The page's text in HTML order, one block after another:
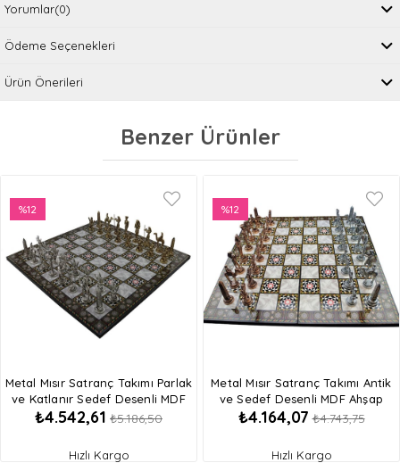
Yorumlar(0)
Ödeme Seçenekleri
Ürün Önerileri
Benzer Ürünler
Metal Mısır Satranç Takımı Parlak
ve Katlanır Sedef Desenli MDF
Ahşap Satranç Tahtası (43x43 cm.)
₺4.542,61 ₺5.186,50
%12
%12İndirim
Hızlı Kargo
Metal Mısır Satranç Takımı Antik
ve Sedef Desenli MDF Ahşap
Satranç Tahtası (37x37 cm.)
₺4.164,07 ₺4.743,75
%12
İndirim
%12İndirim
Hızlı Kargo